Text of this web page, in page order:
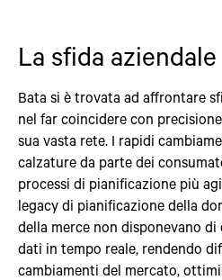
La sfida aziendale
Bata si è trovata ad affrontare
nel far coincidere con
sua vasta rete. I rapidi
calzature da parte dei
processi di pianificazione più
legacy di pianificazione della
della merce non disponevano
dati in tempo reale, rendendo
cambiamenti del mercato,